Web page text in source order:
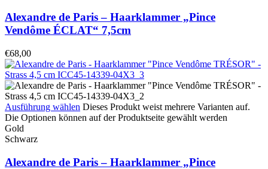
Alexandre de Paris – Haarklammer „Pince
Vendôme ÉCLAT“ 7,5cm
€68,00
Ausführung wählen Dieses Produkt weist mehrere Varianten auf.
Die Optionen können auf der Produktseite gewählt werden
Gold
Schwarz
Alexandre de Paris – Haarklammer „Pince